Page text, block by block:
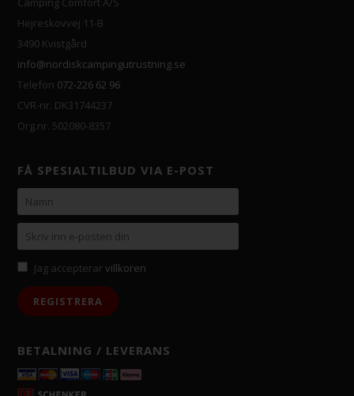
Hejreskovvej 11-B
3490 Kvistgård
info@nordiskcampingutrustning.se
Telefon 072-226 62 96
CVR-nr. DK31744237
Org.nr. 502080-8357
FÅ SPESIALTILBUD VIA E-POST
Jag accepterarvillkoren
BETALNING / LEVERANS